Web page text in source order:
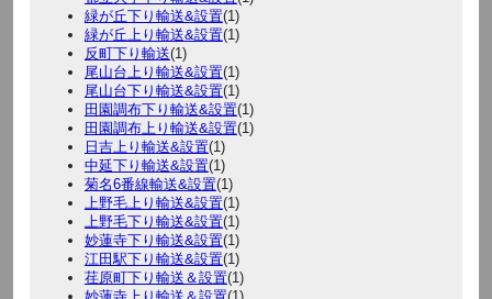
緑が丘下り輸送&設置(1)
緑が丘上り輸送&設置(1)
反町下り輸送(1)
尾山台上り輸送&設置(1)
尾山台下り輸送&設置(1)
田園調布下り輸送&設置(1)
田園調布上り輸送&設置(1)
日吉上り輸送&設置(1)
中延下り輸送&設置(1)
菊名6番線輸送&設置(1)
上野毛上り輸送&設置(1)
上野毛下り輸送&設置(1)
妙蓮寺下り輸送&設置(1)
江田駅下り輸送&設置(1)
荏原町下り輸送＆設置(1)